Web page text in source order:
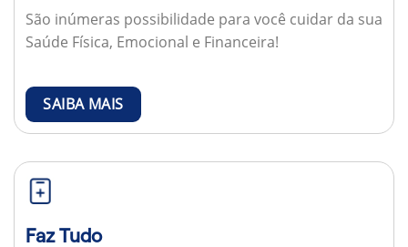
São inúmeras possibilidade para você cuidar da sua
Saúde Física, Emocional e Financeira!
SAIBA MAIS
Faz Tudo